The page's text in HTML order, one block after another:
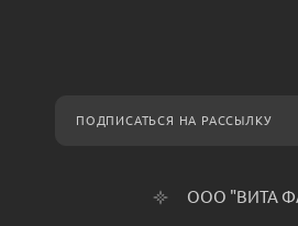
ПОДПИСАТЬСЯ НА РАССЫЛКУ
ООО "ВИТА